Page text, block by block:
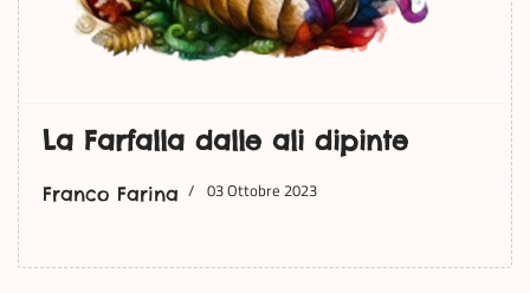
La Farfalla dalle ali dipinte
Franco Farina 03 Ottobre 2023